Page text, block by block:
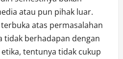
atau pun pihak luar.
atas permasalahan
tidak berhadapan dengan
tentunya tidak cukup